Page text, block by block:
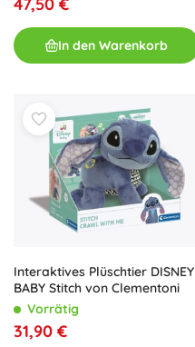
In den Warenkorb
Interaktives Plüschtier DISNEY
BABY Stitch von Clementoni
Vorrätig
31,90 €